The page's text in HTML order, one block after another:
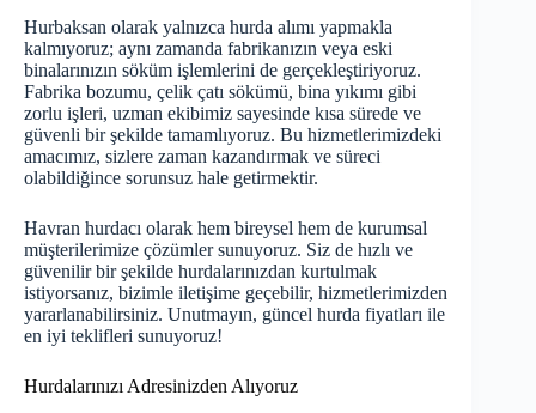
Hurbaksan olarak yalnızca hurda alımı yapmakla
kalmıyoruz; aynı zamanda fabrikanızın veya eski
binalarınızın söküm işlemlerini de gerçekleştiriyoruz.
Fabrika bozumu, çelik çatı sökümü, bina yıkımı gibi
zorlu işleri, uzman ekibimiz sayesinde kısa sürede ve
güvenli bir şekilde tamamlıyoruz. Bu hizmetlerimizdeki
amacımız, sizlere zaman kazandırmak ve süreci
olabildiğince sorun­suz hale getirmektir.
Havran hurdacı olarak hem bireysel hem de kurumsal
müşterilerimize çözümler sunuyoruz. Siz de hızlı ve
güvenilir bir şekilde hurdalarınızdan kurtulmak
istiyorsanız, bizimle iletişime geçebilir, hizmetlerimizden
yararlanabilirsiniz. Unutmayın, güncel hurda fiyatları ile
en iyi teklifleri sunuyoruz!
Hurdalarınızı Adresinizden Alıyoruz